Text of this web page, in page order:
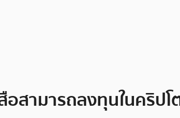
สามารถลงทุนในคริปโ